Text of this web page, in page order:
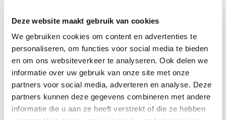
Deze website maakt gebruik van cookies
We gebruiken cookies om content en advertenties te
personaliseren, om functies voor social media te bieden
en om ons websiteverkeer te analyseren. Ook delen we
informatie over uw gebruik van onze site met onze
partners voor social media, adverteren en analyse. Deze
partners kunnen deze gegevens combineren met andere
informatie die u aan ze heeft verstrekt of die ze hebben
kanker op de werking van seks